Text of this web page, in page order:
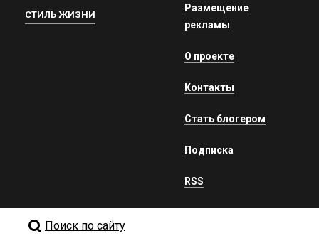
СТИЛЬ ЖИЗНИ
Размещение
рекламы
О проекте
Контакты
Стать блогером
Подписка
RSS
Поиск по сайту